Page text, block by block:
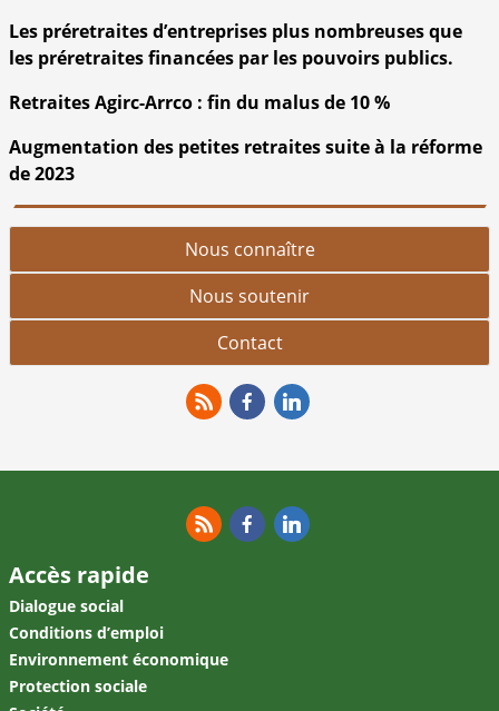
Les préretraites d’entreprises plus nombreuses que
les préretraites financées par les pouvoirs publics.
Retraites Agirc-Arrco : fin du malus de 10 %
Augmentation des petites retraites suite à la réforme
de 2023
Nous connaître
Nous soutenir
Contact
Accès rapide
Dialogue social
Conditions d’emploi
Environnement économique
Protection sociale